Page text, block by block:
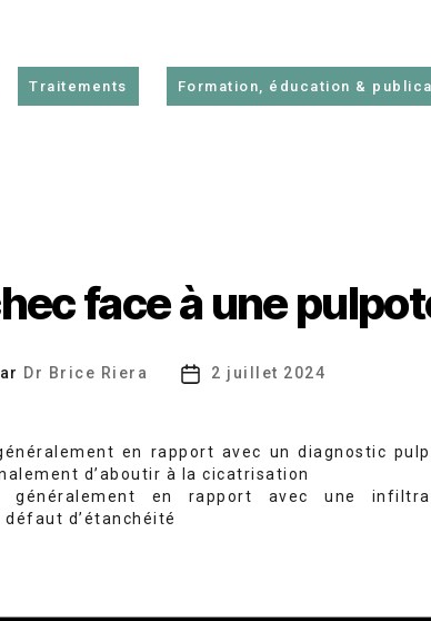
Traitements Formation, éducation &
face à une
Dr Brice Riera
Date2 juillet 2024
généralement en rapport avec un diagnostic
d’aboutir à la cicatrisation
: généralement en rapport avec une
d’étanchéité